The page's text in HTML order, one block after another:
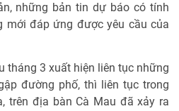
những bản tin dự báo có tính
mới đáp ứng được yêu cầu của
tháng 3 xuất hiện liên tục những
đường phố, thì liên tục trong
trên địa bàn Cà Mau đã xảy ra